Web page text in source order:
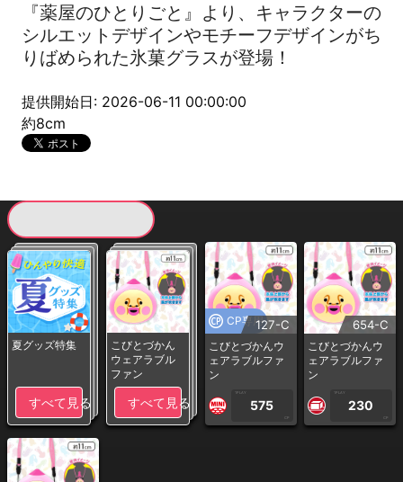
『薬屋のひとりごと』より、キャラクターの
シルエットデザインやモチーフデザインがち
りばめられた氷菓グラスが登場！
提供開始日: 2026-06-11 00:00:00
約8cm
夏グッズ特集
すべて見る
こびとづかん
ウェアラブル
ファン
すべて見る
CP専用127-C
こびとづかんウ
ェアラブルファ
ン
1PLAY
575
CP
654-C
こびとづかんウ
ェアラブルファ
ン
1PLAY
230
CP